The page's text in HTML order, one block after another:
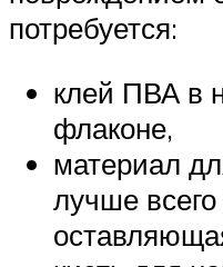
потребуется:
клей ПВА в
флаконе,
материал
лучше